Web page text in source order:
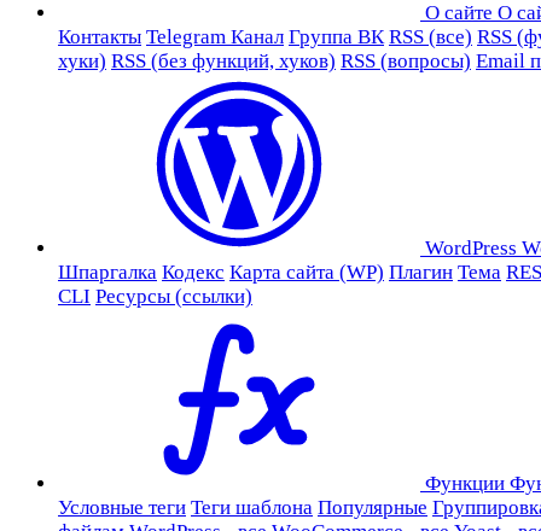
О сайте О
Контакты Telegram Канал Группа ВК RSS (все) RSS
хуки) RSS (без функций, хуков) RSS (вопросы) Email
WordPress
Шпаргалка Кодекс Карта сайта (WP) Плагин Тема
CLI Ресурсы (ссылки)
Функции
Условные теги Теги шаблона Популярные